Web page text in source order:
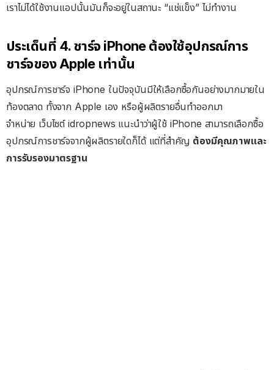
เราไม่ได้ใช้งานแอปนั้นมันก็จะอยู่ในสถานะ “แช่แข็ง” ไม่ทำงาน
ประเด็นที่ 4. ชาร์จ iPhone ต้องใช้อุปกรณ์การ
ชาร์จของ Apple เท่านั้น
อุปกรณ์การชาร์จ iPhone ในปัจจุบันมีให้เลือกซื้อกันอย่างมากมายใน
ท้องตลาด ทั้งจาก Apple เอง หรือผู้ผลิตรายอื่นทำออกมา
จำหน่าย เว็บไซต์ idropnews แนะนำว่าผู้ใช้ iPhone สามารถเลือกซื้อ
อุปกรณ์การชาร์จจากผู้ผลิตรายใดก็ได้ แต่ที่สำคัญ ต้องมีคุณภาพและ
การรับรองมาตรฐาน